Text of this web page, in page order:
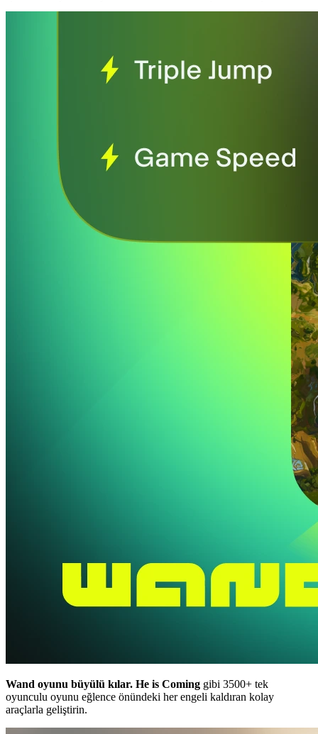
Wand oyunu büyülü kılar. He is Coming gibi 3500+ tek
oyunculu oyunu eğlence önündeki her engeli kaldıran kolay
araçlarla geliştirin.